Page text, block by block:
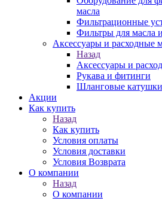
масла
Фильтрационные
Фильтры для масла
Аксессуары и расходные
Назад
Аксессуары и
Рукава и фитинги
Шланговые катушки
Акции
Как купить
Назад
Как купить
Условия оплаты
Условия доставки
Условия Возврата
О компании
Назад
О компании